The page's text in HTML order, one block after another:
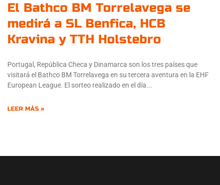
El Bathco BM Torrelavega se
medirá a SL Benfica, HCB
Kravina y TTH Holstebro
Portugal, República Checa y Dinamarca son los tres países que
visitará el Bathco BM Torrelavega en su tercera aventura en la EHF
European League. El sorteo realizado en el día
LEER MÁS »